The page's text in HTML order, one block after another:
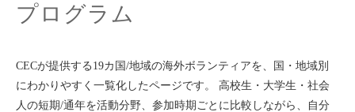
高校生プログラム
高齢者関連
プログラム
CECが提供する19カ国/地域の海外ボランティアを、国・地域別
にわかりやすく一覧化したページです。 高校生・大学生・社会
人の短期/通年を活動分野、参加時期ごとに比較しながら、自分